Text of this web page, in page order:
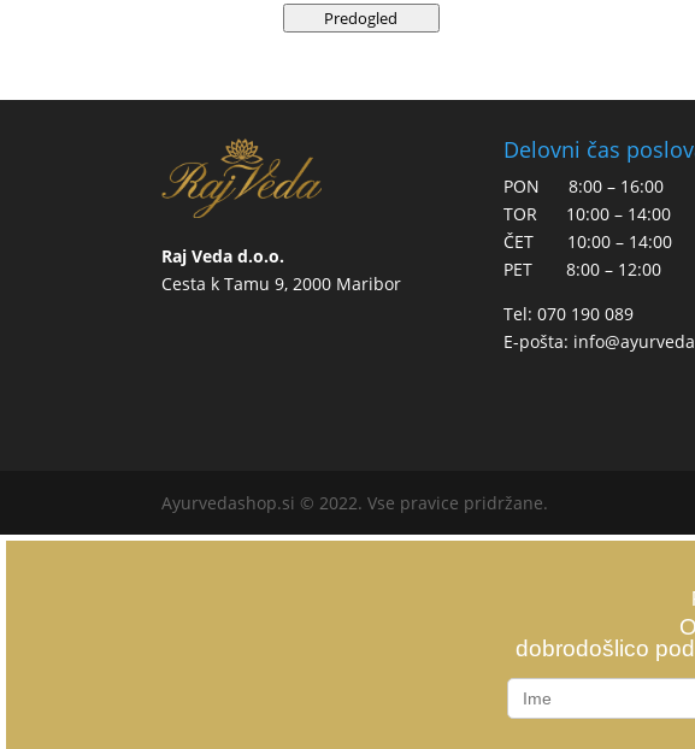
Predogled
Raj Veda d.o.o.
Cesta k Tamu 9, 2000 Maribor
Delovni čas
PON 8:00 – 16:00
TOR 10:00 – 14:00
ČET 10:00 – 14:00
PET 8:00 – 12:00
Tel: 070 190 089
E-pošta:
Ayurvedashop.si © 2022. Vse pravice pridržane.
dobrodošlico